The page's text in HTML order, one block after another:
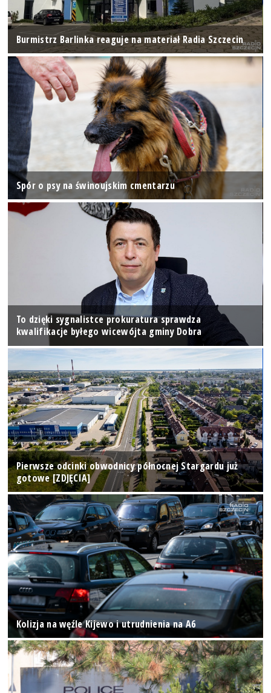
Burmistrz Barlinka reaguje na materiał Radia Szczecin
Spór o psy na świnoujskim cmentarzu
To dzięki sygnalistce prokuratura sprawdza
kwalifikacje byłego wicewójta gminy Dobra
Pierwsze odcinki obwodnicy północnej Stargardu już
gotowe [ZDJĘCIA]
Kolizja na węźle Kijewo i utrudnienia na A6